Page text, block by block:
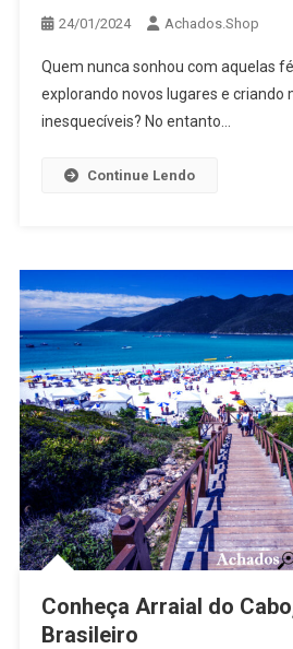
24/01/2024 Achados.Shop
Quem nunca sonhou com aquelas
explorando novos lugares e criando
inesquecíveis? No entanto…
Continue Lendo
Conheça Arraial do
Brasileiro